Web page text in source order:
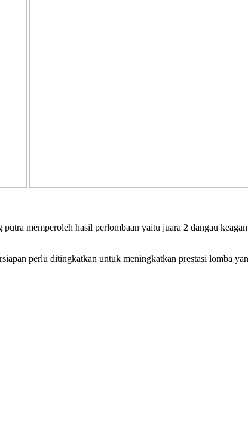
memperoleh hasil perlombaan yaitu juara 2 dangau
perlu ditingkatkan untuk meningkatkan prestasi lomba